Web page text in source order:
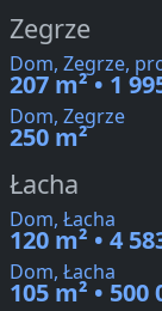
Zegrze
Dom, Zegrze,
207 m² • 1
Dom, Zegrze
250 m²
Łacha
Dom, Łacha
120 m² • 4
Dom, Łacha
105 m² • 500